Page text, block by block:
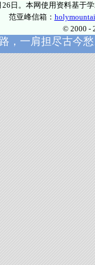
日。本网使用资料基于
范亚峰信箱：
© 2000 -
，一肩担尽古今